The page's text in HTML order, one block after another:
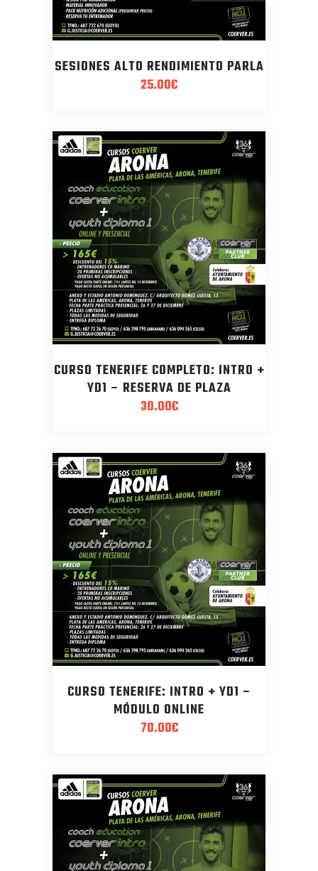
SESIONES ALTO RENDIMIENTO PARLA
25.00€
CURSO TENERIFE COMPLETO: INTRO +
YD1 – RESERVA DE PLAZA
30.00€
CURSO TENERIFE: INTRO + YD1 –
MÓDULO ONLINE
70.00€